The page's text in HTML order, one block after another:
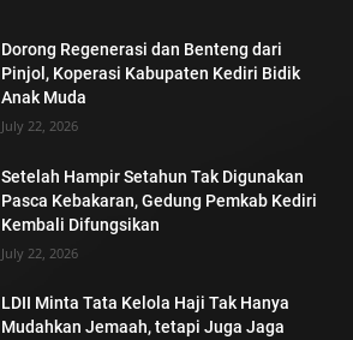
Dorong Regenerasi dan Benteng dari
Pinjol, Koperasi Kabupaten Kediri Bidik
Anak Muda
July 22, 2026
Setelah Hampir Setahun Tak Digunakan
Pasca Kebakaran, Gedung Pemkab Kediri
Kembali Difungsikan
July 22, 2026
LDII Minta Tata Kelola Haji Tak Hanya
Mudahkan Jemaah, tetapi Juga Jaga